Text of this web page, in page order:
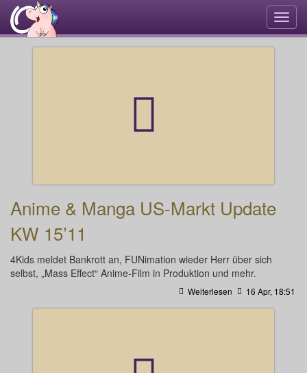
Anime & Manga US-Markt Update
KW 15’11
4Kids meldet Bankrott an, FUNimation wieder Herr über sich
selbst, „Mass Effect“ Anime-Film in Produktion und mehr.
Weiterlesen 16 Apr, 18:51